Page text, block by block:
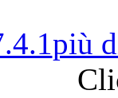
più